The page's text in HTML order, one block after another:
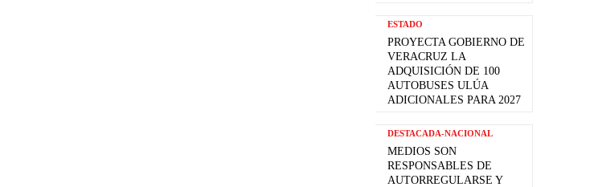
ESTADO
PROYECTA GOBIERNO DE
VERACRUZ LA
ADQUISICIÓN DE 100
AUTOBUSES ULÚA
ADICIONALES PARA 2027
DESTACADA-NACIONAL
MEDIOS SON
RESPONSABLES DE
AUTORREGULARSE Y